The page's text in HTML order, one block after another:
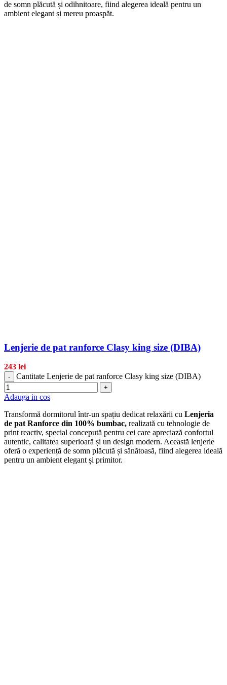
de somn plăcută și odihnitoare, fiind alegerea ideală pentru un
ambient elegant și mereu proaspăt.
Lenjerie de pat ranforce Clasy king size (DIBA)
243 lei
- Cantitate Lenjerie de pat ranforce Clasy king size (DIBA)
+
Adauga in cos
Transformă dormitorul într-un spațiu dedicat relaxării cu Lenjeria
de pat Ranforce din 100% bumbac, realizată cu tehnologie de
print reactiv, special concepută pentru cei care apreciază confortul
autentic, calitatea superioară și un design modern. Această lenjerie
oferă o experiență de somn plăcută și sănătoasă, fiind alegerea ideală
pentru un ambient elegant și primitor.